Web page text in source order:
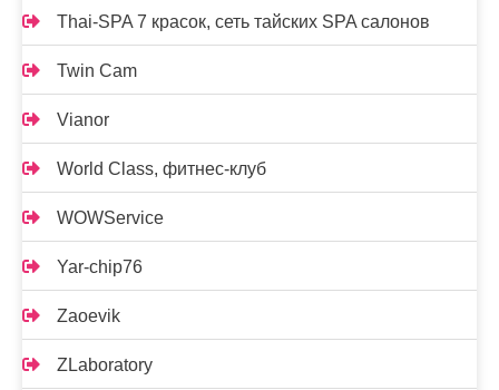
Thai-SPA 7 красок, сеть тайских SPA салонов
Twin Cam
Vianor
World Class, фитнес-клуб
WOWService
Yar-chip76
Zaoevik
ZLaboratory